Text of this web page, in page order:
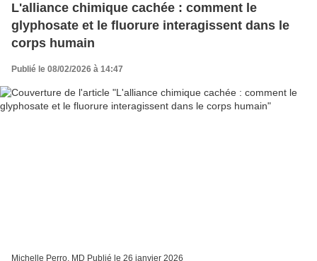
L'alliance chimique cachée : comment le
glyphosate et le fluorure interagissent dans le
corps humain
Publié le 08/02/2026 à 14:47
Michelle Perro, MD Publié le 26 janvier 2026